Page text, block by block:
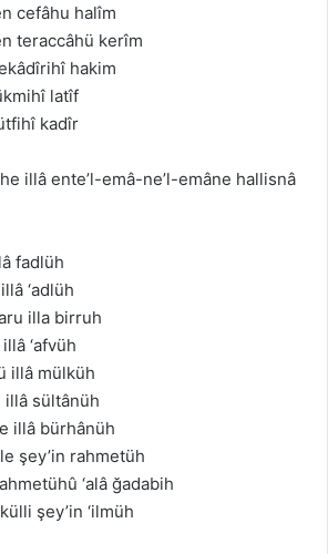
cefâhu halîm
teraccâhü kerîm
hakim
latîf
kadîr
illâ ente’l-emâ-ne’l-emâne hallisnâ
fadlüh
‘adlüh
illa birruh
‘afvüh
illâ mülküh
illâ sültânüh
illâ bürhânüh
şey’in rahmetüh
‘alâ ğadabih
şey’in ‘ilmüh